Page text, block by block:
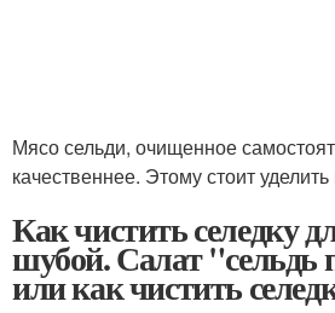
Мясо сельди, очищенное
качественнее. Этому стоит
Как чистить селедку
шубой. Салат "сельдь
или как чистить